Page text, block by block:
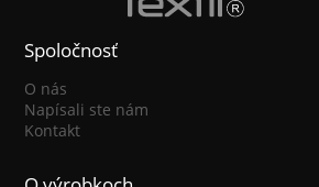
Spoločnosť
O nás
Napísali ste nám
Kontakt